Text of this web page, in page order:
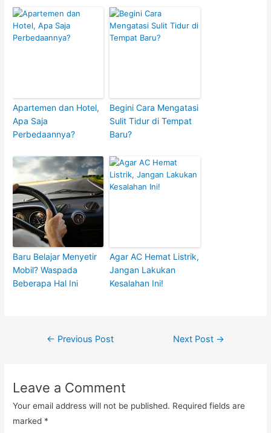
Apartemen dan Hotel,
Apa Saja
Perbedaannya?
Begini Cara Mengatasi
Sulit Tidur di Tempat
Baru?
Baru Belajar Menyetir
Mobil? Waspada
Beberapa Hal Ini
Agar AC Hemat Listrik,
Jangan Lakukan
Kesalahan Ini!
Post
← Previous Post Next Post →
Leave a Comment
Your email address will not be published. Required fields are
marked *